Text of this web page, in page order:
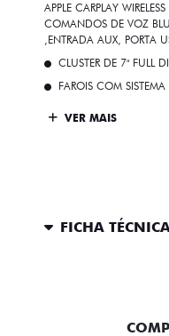
APPLE CARPLAY
COMANDOS DE VOZ
,ENTRADA AUX, PORTA
CLUSTER DE 7" FULL
FAROIS COM
VER MAIS
FICHA